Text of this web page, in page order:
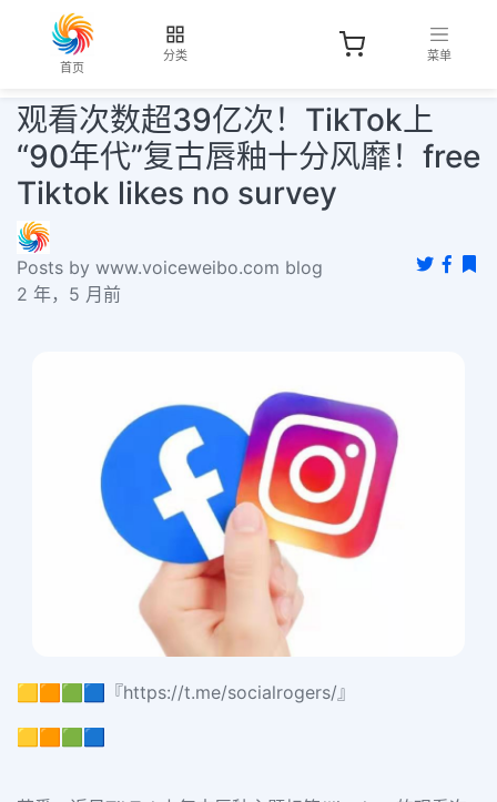
首页
分类 菜单
观看次数超39亿次！TikTok上
“90年代”复古唇釉十分风靡！free
Tiktok likes no survey
Posts by www.voiceweibo.com blog
2 年，5 月前
🟨🟧🟩🟦『https://t.me/socialrogers/』
🟨🟧🟩🟦